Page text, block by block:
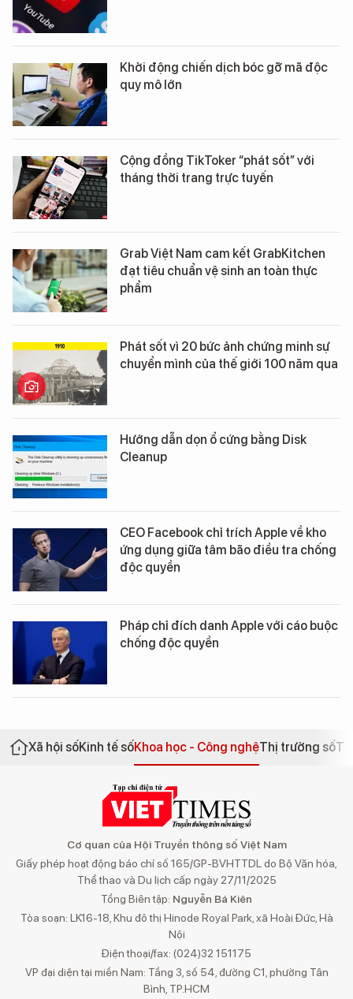
Khởi động chiến dịch bóc gỡ mã độc
quy mô lớn
Cộng đồng TikToker “phát sốt” với
tháng thời trang trực tuyến
Grab Việt Nam cam kết GrabKitchen
đạt tiêu chuẩn vệ sinh an toàn thực
phẩm
Phát sốt vì 20 bức ảnh chứng minh sự
chuyển mình của thế giới 100 năm qua
Hướng dẫn dọn ổ cứng bằng Disk
Cleanup
CEO Facebook chỉ trích Apple về kho
ứng dụng giữa tâm bão điều tra chống
độc quyền
Pháp chỉ đích danh Apple với cáo buộc
chống độc quyền
Xã hội sốKinh tế sốKhoa học - Công nghệThị trường số
Cơ quan của Hội Truyền thông số Việt Nam
Giấy phép hoạt động báo chí số 165/GP-BVHTTDL do Bộ Văn hóa,
Thể thao và Du lịch cấp ngày 27/11/2025
Tổng Biên tập: Nguyễn Bá Kiên
Tòa soạn: LK16-18, Khu đô thị Hinode Royal Park, xã Hoài Đức, Hà
Nội
Điện thoại/fax: (024)32 151175
VP đại diện tại miền Nam: Tầng 3, số 54, đường C1, phường Tân
Bình, TP.HCM